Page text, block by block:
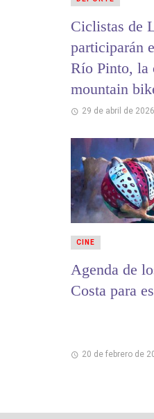
Ciclistas de
participarán
Río Pinto, la
mountain
convocante
29 de abril de 2026
Agenda de
Costa para
20 de febrero de
CINE